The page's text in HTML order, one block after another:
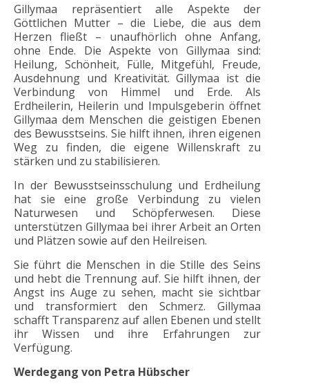
Gillymaa repräsentiert alle Aspekte der
Göttlichen Mutter – die Liebe, die aus dem
Herzen fließt – unaufhörlich ohne Anfang,
ohne Ende. Die Aspekte von Gillymaa sind:
Heilung, Schönheit, Fülle, Mitgefühl, Freude,
Ausdehnung und Kreativität. Gillymaa ist die
Verbindung von Himmel und Erde. Als
Erdheilerin, Heilerin und Impulsgeberin öffnet
Gillymaa dem Menschen die geistigen Ebenen
des Bewusstseins. Sie hilft ihnen, ihren eigenen
Weg zu finden, die eigene Willenskraft zu
stärken und zu stabilisieren.
In der Bewusstseinsschulung und Erdheilung
hat sie eine große Verbindung zu vielen
Naturwesen und Schöpferwesen. Diese
unterstützen Gillymaa bei ihrer Arbeit an Orten
und Plätzen sowie auf den Heilreisen.
Sie führt die Menschen in die Stille des Seins
und hebt die Trennung auf. Sie hilft ihnen, der
Angst ins Auge zu sehen, macht sie sichtbar
und transformiert den Schmerz. Gillymaa
schafft Transparenz auf allen Ebenen und stellt
ihr Wissen und ihre Erfahrungen zur
Verfügung.
Werdegang von Petra Hübscher